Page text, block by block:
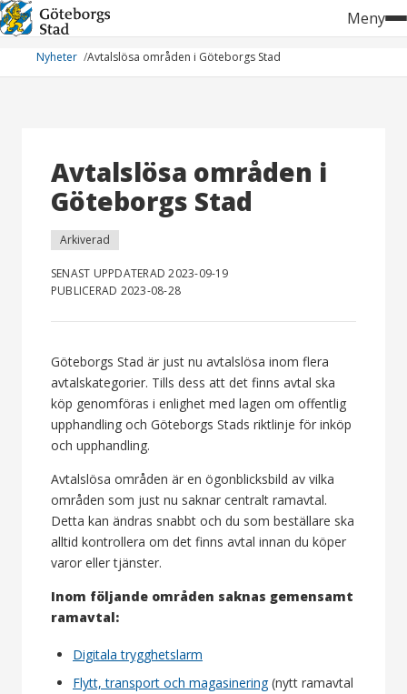
Hoppa
till
innehåll
Meny
Nyheter Avtalslösa områden i Göteborgs Stad
Avtalslösa områden i
Göteborgs Stad
Arkiverad
SENAST UPPDATERAD 2023-09-19
PUBLICERAD 2023-08-28
Göteborgs Stad är just nu avtalslösa inom flera
avtalskategorier. Tills dess att det finns avtal ska
köp genomföras i enlighet med lagen om offentlig
upphandling och Göteborgs Stads riktlinje för inköp
och upphandling.
Avtalslösa områden är en ögonblicksbild av vilka
områden som just nu saknar centralt ramavtal.
Detta kan ändras snabbt och du som beställare ska
alltid kontrollera om det finns avtal innan du köper
varor eller tjänster.
Inom följande områden saknas gemensamt
ramavtal:
Digitala trygghetslarm
Flytt, transport och magasinering(nytt ramavtal